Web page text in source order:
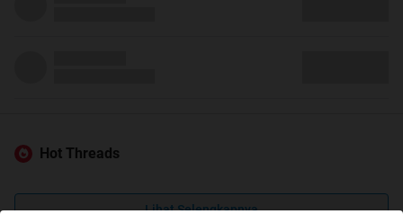
Hot Threads
Lihat Selengkapnya